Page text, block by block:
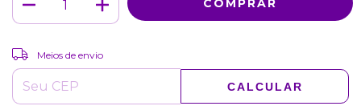
Entregas para o CEP:
Meios de envio
CALCULAR